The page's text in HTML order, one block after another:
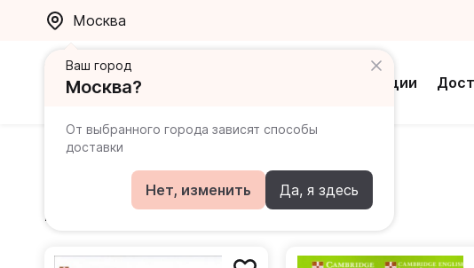
Москва
Акции
Ваш город
Москва?
От выбранного города зависят способы
доставки
Нет, изменить Да, я здесь
Matthews Laura
Книги автора